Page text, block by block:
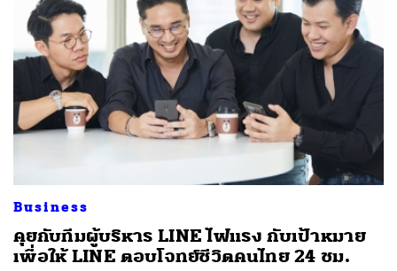
Business
คุยกับทีมผู้บริหาร LINE ไฟแรง กับเป้าหมาย
เพื่อให้ LINE ตอบโจทย์ชีวิตคนไทย 24 ชม.
TWEET LINE EMAIL